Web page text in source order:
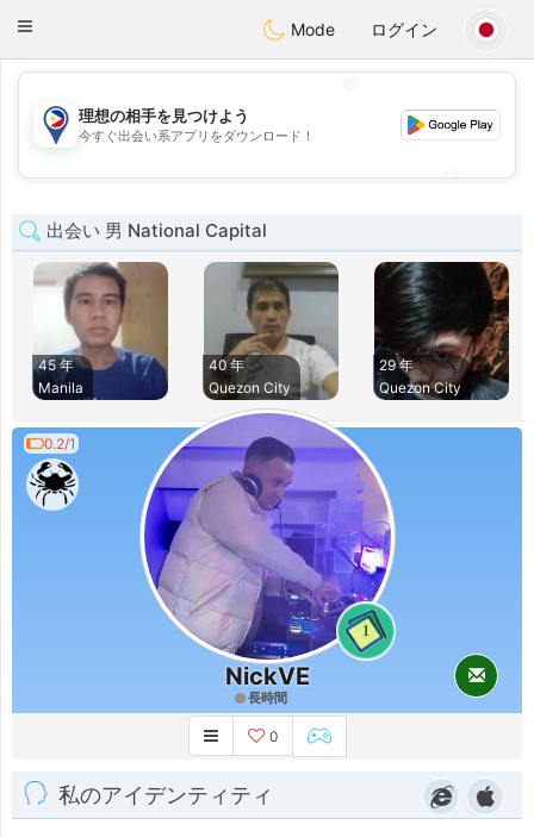
PhilippinesChat
Toggle
Mode ログイン
💖
💕
理想の相手を見つけよう
今すぐ出会い系アプリをダウンロード！
出会い 男 National Capital
45 年
Manila
40 年
Quezon City
29 年
Quezon City
0.2/1
1
NickVE
長時間
0
私のアイデンティティ